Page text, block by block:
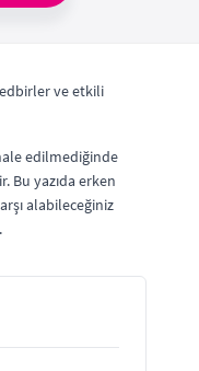
ve etkili
edilmediğinde
Bu yazıda erken
alabileceğiniz